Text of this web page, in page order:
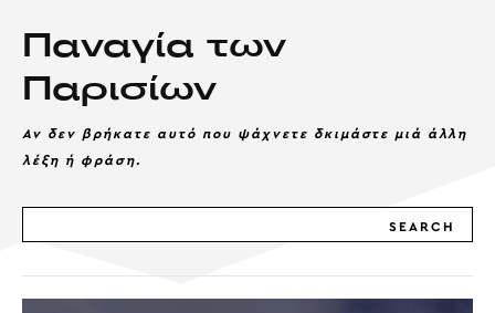
Παναγία των
Παρισίων
Αν δεν βρήκατε αυτό που ψάχνετε δκιμάστε μιά άλλη
λέξη ή φράση.
SEARCH